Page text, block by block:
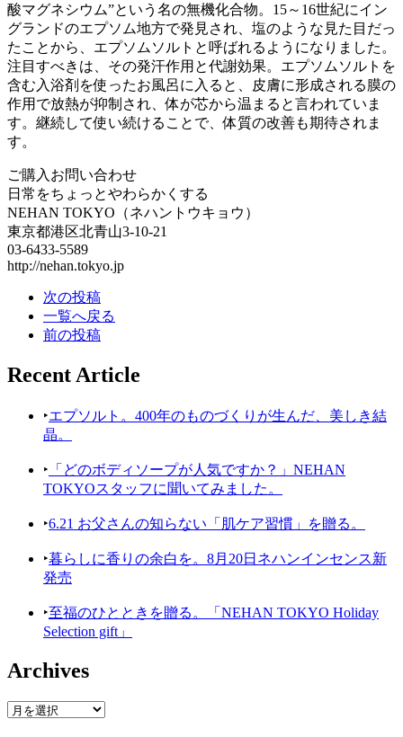
酸マグネシウム”という名の無機化合物。15～16世紀にイン
グランドのエプソム地方で発見され、塩のような見た目だっ
たことから、エプソムソルトと呼ばれるようになりました。
注目すべきは、その発汗作用と代謝効果。エプソムソルトを
含む入浴剤を使ったお風呂に入ると、皮膚に形成される膜の
作用で放熱が抑制され、体が芯から温まると言われていま
す。継続して使い続けることで、体質の改善も期待されま
す。
ご購入お問い合わせ
日常をちょっとやわらかくする
NEHAN TOKYO（ネハントウキョウ）
東京都港区北青山3-10-21
03-6433-5589
http://nehan.tokyo.jp
次の投稿
一覧へ戻る
前の投稿
Recent Article
‣エプソルト。400年のものづくりが生んだ、美しき結
晶。
‣ 「どのボディソープが人気ですか？」NEHAN
TOKYOスタッフに聞いてみました。
‣6.21 お父さんの知らない「肌ケア習慣」を贈る。
‣暮らしに香りの余白を。8月20日ネハンインセンス新
発売
‣至福のひとときを贈る。「NEHAN TOKYO Holiday
Selection gift」
Archives